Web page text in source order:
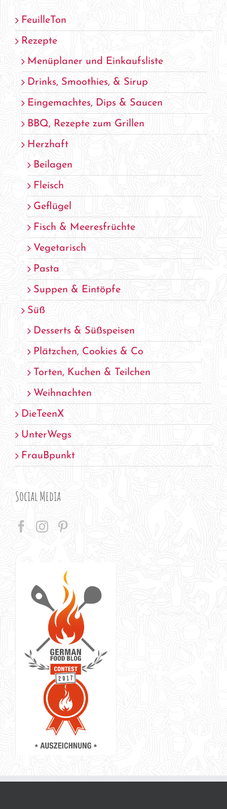
FeuilleTon
Rezepte
Menüplaner und Einkaufsliste
Drinks, Smoothies, & Sirup
Eingemachtes, Dips & Saucen
BBQ, Rezepte zum Grillen
Herzhaft
Beilagen
Fleisch
Geflügel
Fisch & Meeresfrüchte
Vegetarisch
Pasta
Suppen & Eintöpfe
Süß
Desserts & Süßspeisen
Plätzchen, Cookies & Co
Torten, Kuchen & Teilchen
Weihnachten
DieTeenX
UnterWegs
FrauBpunkt
Social Media